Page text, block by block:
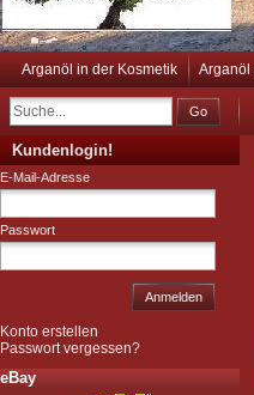
Arganöl in der Kosmetik Arganöl
Go
Kundenlogin!
E-Mail-Adresse
Passwort
Anmelden
Konto erstellen
Passwort vergessen?
eBay